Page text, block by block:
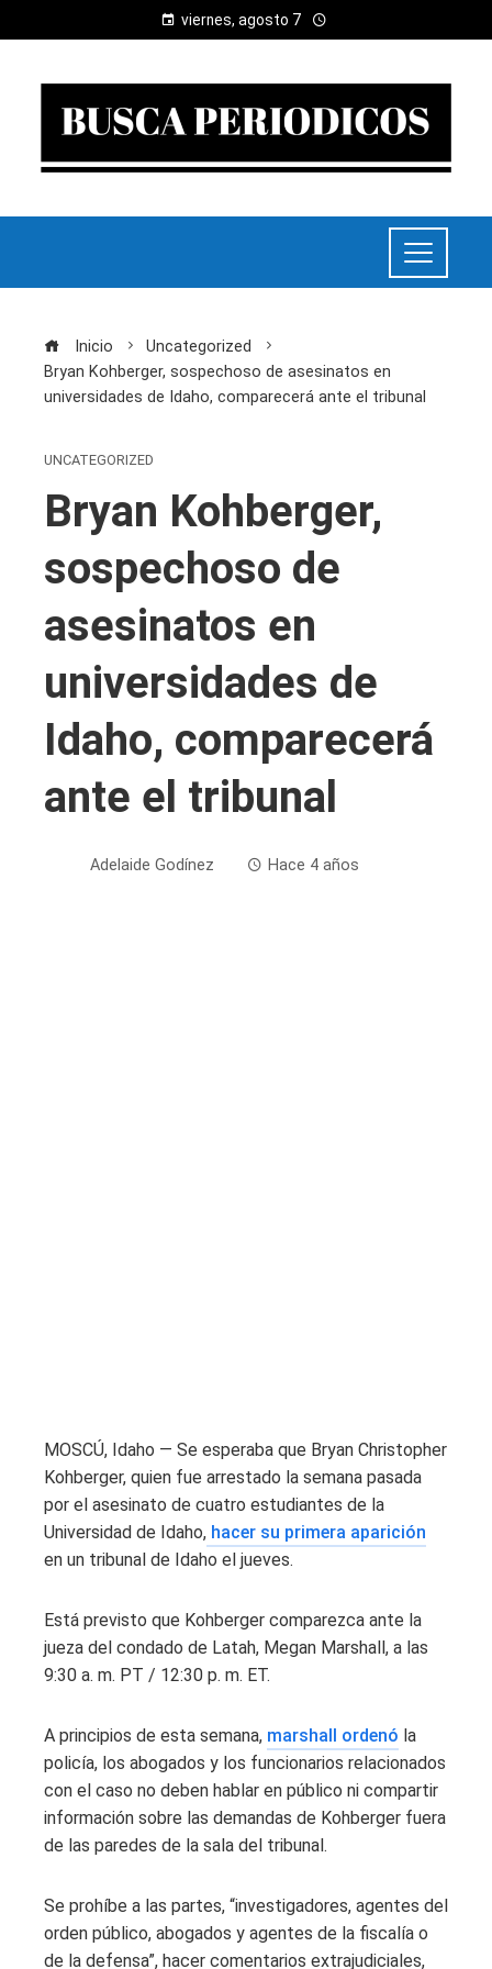
viernes, agosto 7
Inicio
Uncategorized
Bryan Kohberger, sospechoso de asesinatos en
universidades de Idaho, comparecerá ante el tribunal
UNCATEGORIZED
Bryan Kohberger,
sospechoso de
asesinatos en
universidades de
Idaho, comparecerá
ante el tribunal
Adelaide Godínez Hace 4 años
MOSCÚ, Idaho — Se esperaba que Bryan Christopher
Kohberger, quien fue arrestado la semana pasada
por el asesinato de cuatro estudiantes de la
Universidad de Idaho, hacer su primera aparición
en un tribunal de Idaho el jueves.
Está previsto que Kohberger comparezca ante la
jueza del condado de Latah, Megan Marshall, a las
9:30 a. m. PT / 12:30 p. m. ET.
A principios de esta semana, marshall ordenó la
policía, los abogados y los funcionarios relacionados
con el caso no deben hablar en público ni compartir
información sobre las demandas de Kohberger fuera
de las paredes de la sala del tribunal.
Se prohíbe a las partes, “investigadores, agentes del
orden público, abogados y agentes de la fiscalía o
de la defensa”, hacer comentarios extrajudiciales,